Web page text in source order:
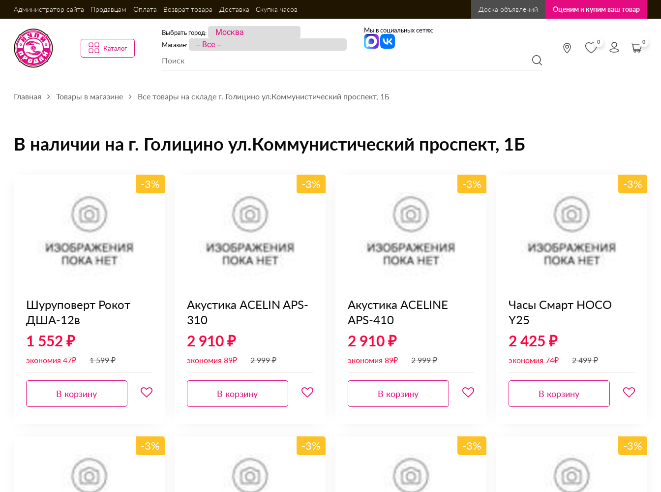
Администратор сайта Продавцам Оплата Возврат товара Доставка Скупка часов Доска объявлений Оценим и купим ваш товар
Каталог
Выбрать город:
Магазин:
Мы в социальных сетях:
0 0
Главная Товары в магазине Все товары на складе г. Голицино ул.Коммунистический проспект, 1Б
В наличии на г. Голицино ул.Коммунистический проспект, 1Б
-3%
Шуруповерт Рокот
ДША-12в
1 552 ₽
экономия 47₽ 1 599 ₽
В корзину
-3%
Акустика ACELIN APS-
310
2 910 ₽
экономия 89₽ 2 999 ₽
В корзину
-3%
Акустика ACELINE
APS-410
2 910 ₽
экономия 89₽ 2 999 ₽
В корзину
-3%
Часы Смарт HOCO
Y25
2 425 ₽
экономия 74₽ 2 499 ₽
В корзину
-3% -3% -3% -3%